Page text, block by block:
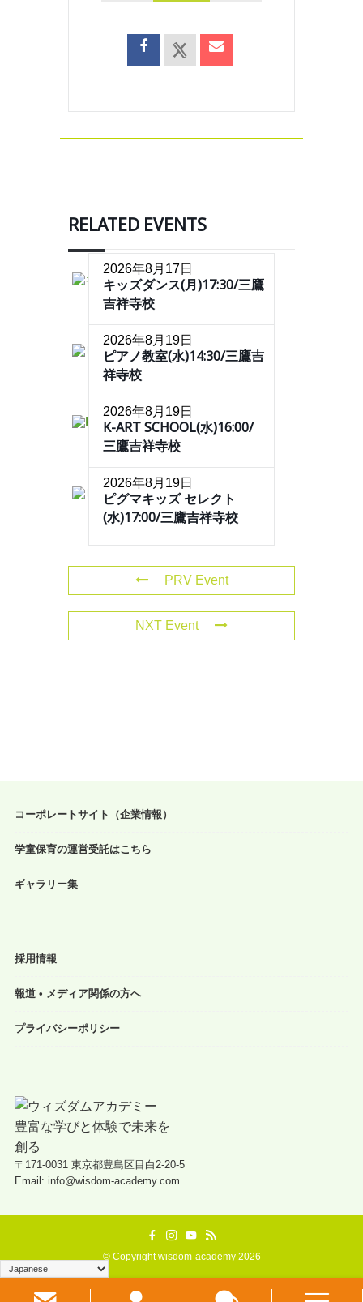
RELATED EVENTS
2026年8月17日
キッズダンス(月)17:30/三鷹
吉祥寺校
2026年8月19日
ピアノ教室(水)14:30/三鷹吉
祥寺校
2026年8月19日
K-ART SCHOOL(水)16:00/
三鷹吉祥寺校
2026年8月19日
ピグマキッズ セレクト
(水)17:00/三鷹吉祥寺校
PRV Event
NXT Event
コーポレートサイト（企業情報）
学童保育の運営受託はこちら
ギャラリー集
採用情報
報道 • メディア関係の方へ
プライバシーポリシー
〒171-0031 東京都豊島区目白2-20-5
Email: info@wisdom-academy.com
©Copyright wisdom-academy 2026